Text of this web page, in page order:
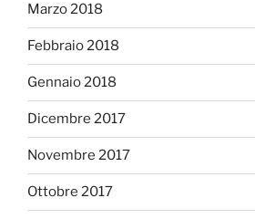
Marzo 2018
Febbraio 2018
Gennaio 2018
Dicembre 2017
Novembre 2017
Ottobre 2017